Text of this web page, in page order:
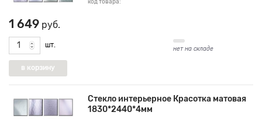
код товара:
1 649 руб.
шт. нет на складе
Стекло интерьерное Красотка матовая
1830*2440*4мм